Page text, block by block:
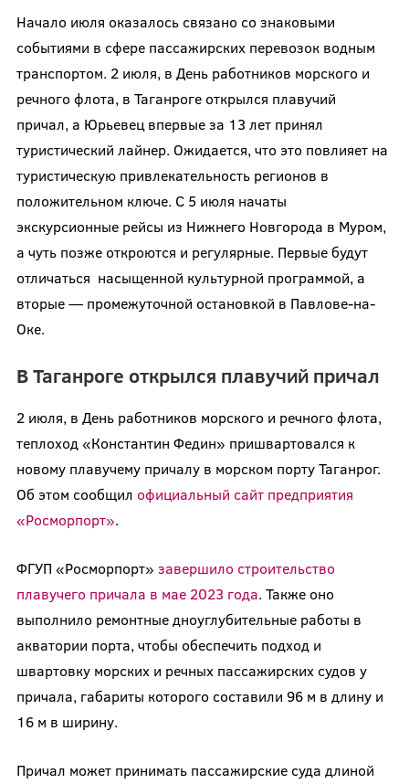
Начало июля оказалось связано со знаковыми
событиями в сфере пассажирских перевозок водным
транспортом. 2 июля, в День работников морского и
речного флота, в Таганроге открылся плавучий
причал, а Юрьевец впервые за 13 лет принял
туристический лайнер. Ожидается, что это повлияет на
туристическую привлекательность регионов в
положительном ключе. С 5 июля начаты
экскурсионные рейсы из Нижнего Новгорода в Муром,
а чуть позже откроются и регулярные. Первые будут
отличаться насыщенной культурной программой, а
вторые — промежуточной остановкой в Павлове-на-
Оке.
В Таганроге открылся плавучий причал
2 июля, в День работников морского и речного флота,
теплоход «Константин Федин» пришвартовался к
новому плавучему причалу в морском порту Таганрог.
Об этом сообщил официальный сайт предприятия
«Росморпорт».
ФГУП «Росморпорт» завершило строительство
плавучего причала в мае 2023 года. Также оно
выполнило ремонтные дноуглубительные работы в
акватории порта, чтобы обеспечить подход и
швартовку морских и речных пассажирских судов у
причала, габариты которого составили 96 м в длину и
16 м в ширину.
Причал может принимать пассажирские суда длиной